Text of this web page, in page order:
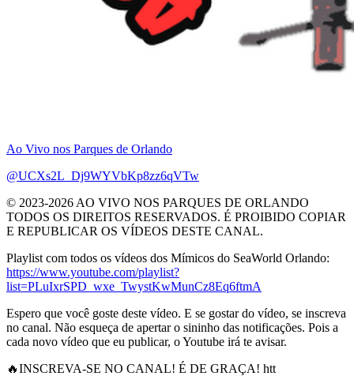
Ao Vivo nos Parques de Orlando
@UCXs2L_Dj9WYVbKp8zz6qVTw
© 2023-2026 AO VIVO NOS PARQUES DE ORLANDO
TODOS OS DIREITOS RESERVADOS. É PROIBIDO COPIAR
E REPUBLICAR OS VÍDEOS DESTE CANAL.
Playlist com todos os vídeos dos Mímicos do SeaWorld Orlando:
https://www.youtube.com/playlist?
list=PLuIxrSPD_wxe_TwystKwMunCz8Eq6ftmA
Espero que você goste deste vídeo. E se gostar do vídeo, se inscreva
no canal. Não esqueça de apertar o sininho das notificações. Pois a
cada novo vídeo que eu publicar, o Youtube irá te avisar.
🔥INSCREVA-SE NO CANAL! É DE GRAÇA! htt